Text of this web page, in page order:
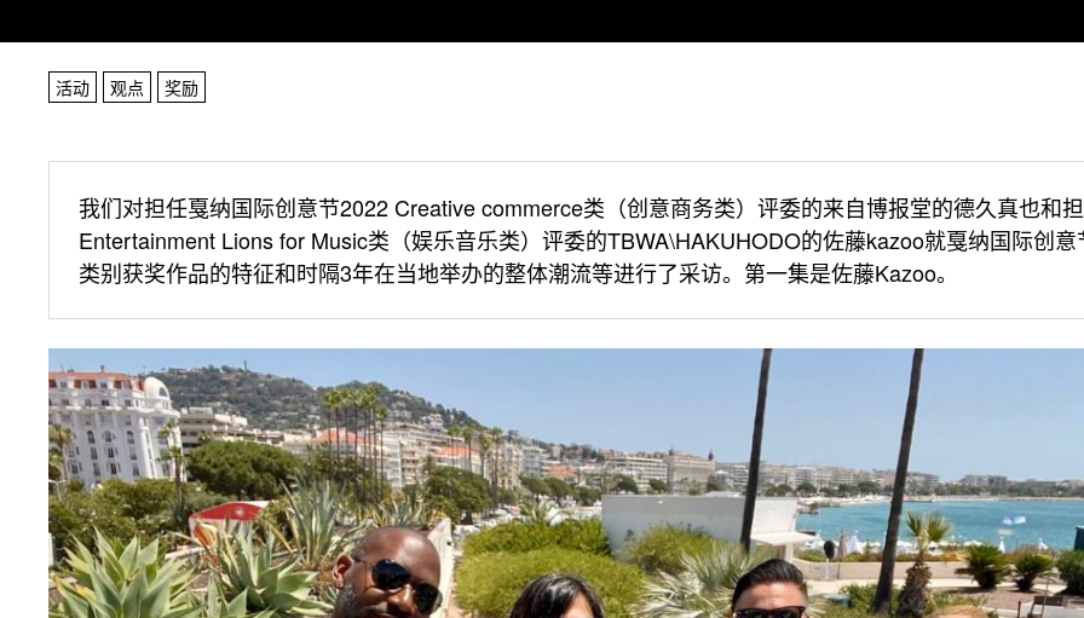
活动 观点 奖励
我们对担任戛纳国际创意节2022 Creative commerce类（创意商务类）评委的来自博报堂的德久真也和
Entertainment Lions for Music类（娱乐音乐类）评委的TBWA\HAKUHODO的佐藤kazoo就戛纳国际创
类别获奖作品的特征和时隔3年在当地举办的整体潮流等进行了采访。第一集是佐藤Kazoo。